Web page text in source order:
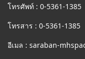
โทรศัพท์ : 0-5361-1385
โทรสาร : 0-5361-1385
อีเมล : saraban-